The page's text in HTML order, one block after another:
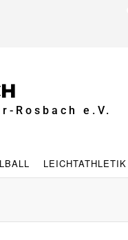
Rosbach e.V.
LEICHTATHLETIK